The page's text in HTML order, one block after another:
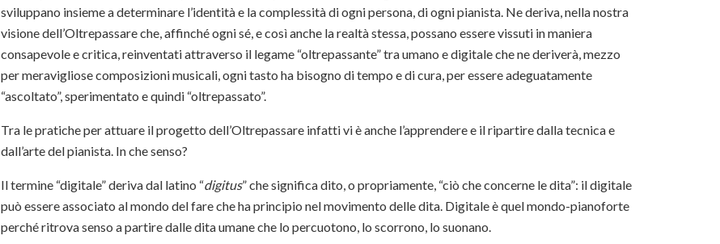
sviluppano insieme a determinare l’identità e la complessità di ogni persona, di ogni pianista. Ne deriva, nella nostra
visione dell’Oltrepassare che, affinché ogni sé, e così anche la realtà stessa, possano essere vissuti in maniera
consapevole e critica, reinventati attraverso il legame “oltrepassante” tra umano e digitale che ne deriverà, mezzo
per meravigliose composizioni musicali, ogni tasto ha bisogno di tempo e di cura, per essere adeguatamente
“ascoltato”, sperimentato e quindi “oltrepassato”.
Tra le pratiche per attuare il progetto dell’Oltrepassare infatti vi è anche l’apprendere e il ripartire dalla tecnica e
dall’arte del pianista. In che senso?
Il termine “digitale” deriva dal latino “digitus” che significa dito, o propriamente, “ciò che concerne le dita”: il digitale
può essere associato al mondo del fare che ha principio nel movimento delle dita. Digitale è quel mondo-pianoforte
perché ritrova senso a partire dalle dita umane che lo percuotono, lo scorrono, lo suonano.